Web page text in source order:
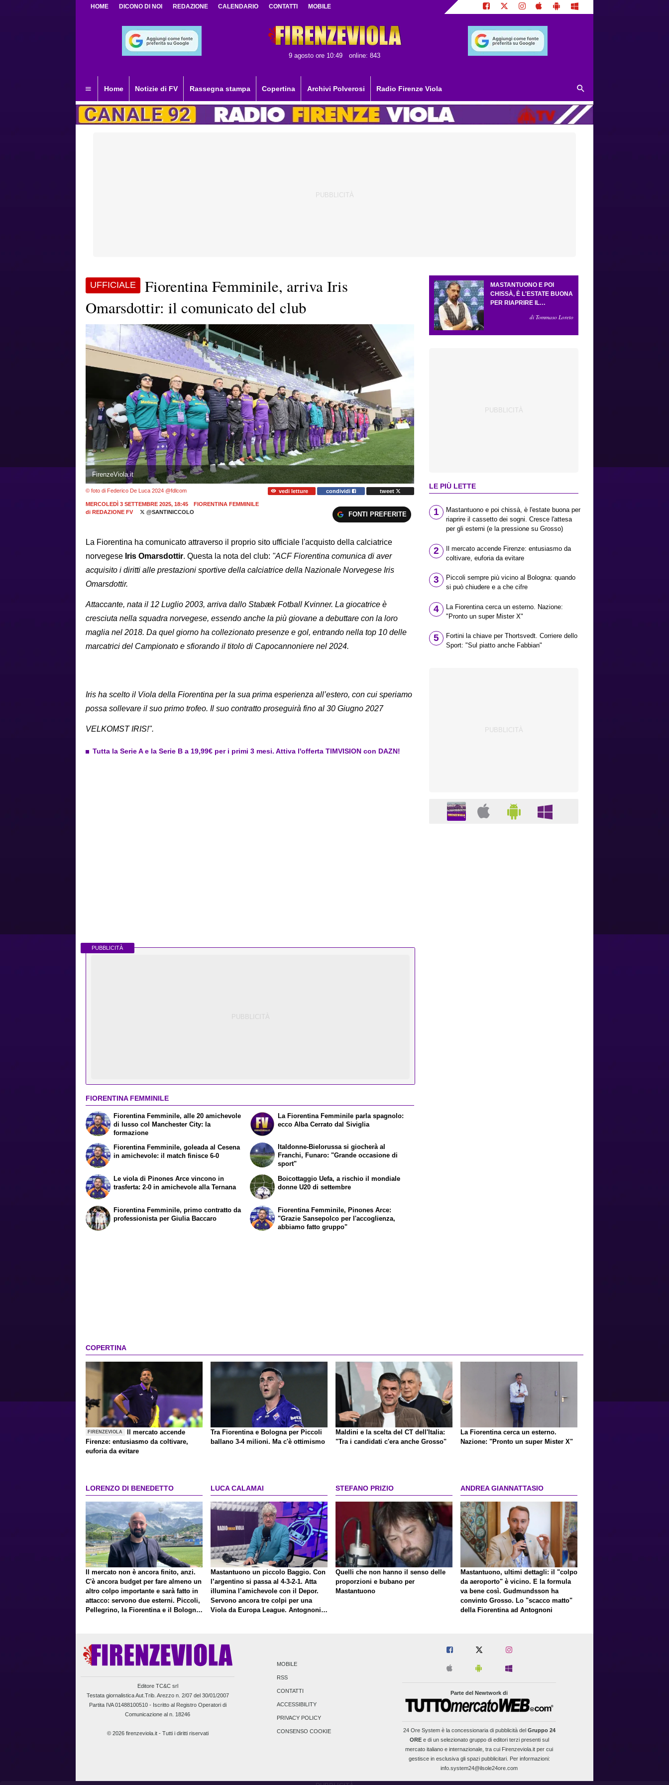
HOME DICONO DI NOI REDAZIONE CALENDARIO CONTATTI MOBILE
9 agosto ore 10:49 online: 843
Home Notizie di FV Rassegna stampa Copertina Archivi Polverosi Radio Firenze Viola
UFFICIALE
Fiorentina Femminile, arriva Iris
Omarsdottir: il comunicato del club
FirenzeViola.it
© foto di Federico De Luca 2024 @fdlcom vedi letture condividi tweet
MERCOLEDÌ 3 SETTEMBRE 2025, 18:45
FIORENTINA FEMMINILE
di REDAZIONE FV @SANTINICCOLO FONTI PREFERITE
La Fiorentina ha comunicato attraverso il proprio sito ufficiale l'acquisto della calciatrice
norvegese Iris Omarsdottir. Questa la nota del club: "ACF Fiorentina comunica di aver
acquisito i diritti alle prestazioni sportive della calciatrice della Nazionale Norvegese Iris
Omarsdottir.
Attaccante, nata il 12 Luglio 2003, arriva dallo Stabæk Fotball Kvinner. La giocatrice è
cresciuta nella squadra norvegese, essendo anche la più giovane a debuttare con la loro
maglia nel 2018. Da quel giorno ha collezionato presenze e gol, entrando nella top 10 delle
marcatrici del Campionato e sfiorando il titolo di Capocannoniere nel 2024.
Iris ha scelto il Viola della Fiorentina per la sua prima esperienza all’estero, con cui speriamo
possa sollevare il suo primo trofeo. Il suo contratto proseguirà fino al 30 Giugno 2027
VELKOMST IRIS!".
Tutta la Serie A e la Serie B a 19,99€ per i primi 3 mesi. Attiva l'offerta TIMVISION con DAZN!
PUBBLICITÀ
FIORENTINA FEMMINILE
Fiorentina Femminile, alle 20 amichevole
di lusso col Manchester City: la
formazione
Fiorentina Femminile, goleada al Cesena
in amichevole: il match finisce 6-0
La Fiorentina Femminile parla spagnolo:
ecco Alba Cerrato dal Siviglia
Italdonne-Bielorussa si giocherà al
Franchi, Funaro: "Grande occasione di
sport"
Le viola di Pinones Arce vincono in
trasferta: 2-0 in amichevole alla Ternana
Fiorentina Femminile, primo contratto da
professionista per Giulia Baccaro
Boicottaggio Uefa, a rischio il mondiale
donne U20 di settembre
Fiorentina Femminile, Pinones Arce:
"Grazie Sansepolco per l'accoglienza,
abbiamo fatto gruppo"
MASTANTUONO E POI
CHISSÀ, È L'ESTATE BUONA
PER RIAPRIRE IL
CRESCE L'ATTESA PER GLI
di Tommaso Loreto
LE PIÙ LETTE
1
Mastantuono e poi chissà, è l'estate buona per
riaprire il cassetto dei sogni. Cresce l'attesa
per gli esterni (e la pressione su Grosso)
2
Il mercato accende Firenze: entusiasmo da
coltivare, euforia da evitare
3
Piccoli sempre più vicino al Bologna: quando
si può chiudere e a che cifre
4
La Fiorentina cerca un esterno. Nazione:
"Pronto un super Mister X"
5
Fortini la chiave per Thortsvedt. Corriere dello
Sport: "Sul piatto anche Fabbian"
COPERTINA
FIRENZEVIOLA
Il mercato accende
Firenze: entusiasmo da coltivare,
euforia da evitare
Tra Fiorentina e Bologna per Piccoli
ballano 3-4 milioni. Ma c'è ottimismo
Maldini e la scelta del CT dell'Italia:
"Tra i candidati c'era anche Grosso"
La Fiorentina cerca un esterno.
Nazione: "Pronto un super Mister X"
LORENZO DI BENEDETTO
Il mercato non è ancora finito, anzi.
C'è ancora budget per fare almeno un
altro colpo importante e sarà fatto in
attacco: servono due esterni. Piccoli,
Pellegrino, la Fiorentina e il Bologna:
LUCA CALAMAI
Mastantuono un piccolo Baggio. Con
l’argentino si passa al 4-3-2-1. Atta
illumina l’amichevole con il Depor.
Servono ancora tre colpi per una
Viola da Europa League. Antognoni,
STEFANO PRIZIO
Quelli che non hanno il senso delle
proporzioni e bubano per
Mastantuono
ANDREA GIANNATTASIO
Mastantuono, ultimi dettagli: il "colpo
da aeroporto" è vicino. E la formula
va bene così. Gudmundsson ha
convinto Grosso. Lo "scacco matto"
della Fiorentina ad Antognoni
Editore TC&C srl
Testata giornalistica Aut.Trib. Arezzo n. 2/07 del 30/01/2007
Partita IVA 01488100510 - Iscritto al Registro Operatori di
Comunicazione al n. 18246
© 2026 firenzeviola.it - Tutti i diritti riservati
MOBILE
RSS
CONTATTI
ACCESSIBILITY
PRIVACY POLICY
CONSENSO COOKIE
Parte del Newtwork di
24 Ore Systemè la concessionaria di pubblicità del Gruppo 24
OREe di un selezionato gruppo di editori terzi presenti sul
mercato italiano e internazionale, tra cui Firenzeviola.it per cui
gestisce in esclusiva gli spazi pubblicitari. Per informazioni:
info.system24@ilsole24ore.com